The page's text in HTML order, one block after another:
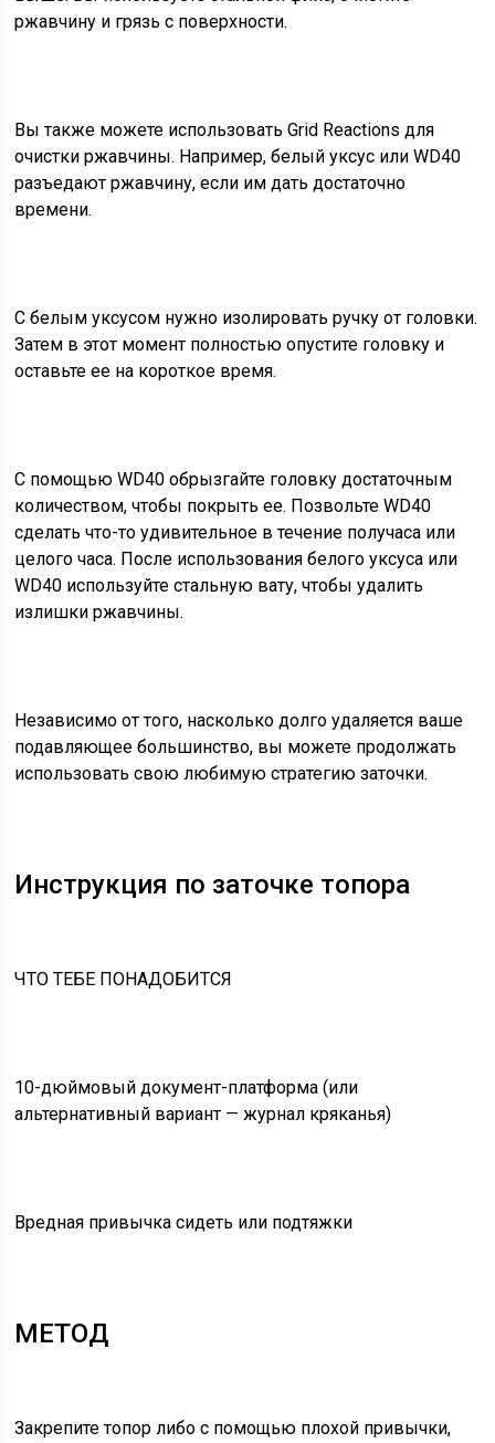
ржавчину и грязь с поверхности.
Вы также можете использовать Grid Reactions для
очистки ржавчины. Например, белый уксус или WD40
разъедают ржавчину, если им дать достаточно
времени.
С белым уксусом нужно изолировать ручку от головки.
Затем в этот момент полностью опустите головку и
оставьте ее на короткое время.
С помощью WD40 обрызгайте головку достаточным
количеством, чтобы покрыть ее. Позвольте WD40
сделать что-то удивительное в течение получаса или
целого часа. После использования белого уксуса или
WD40 используйте стальную вату, чтобы удалить
излишки ржавчины.
Независимо от того, насколько долго удаляется ваше
подавляющее большинство, вы можете продолжать
использовать свою любимую стратегию заточки.
Инструкция по заточке топора
ЧТО ТЕБЕ ПОНАДОБИТСЯ
10-дюймовый документ-платформа (или
альтернативный вариант — журнал кряканья)
Вредная привычка сидеть или подтяжки
МЕТОД
Закрепите топор либо с помощью плохой привычки,